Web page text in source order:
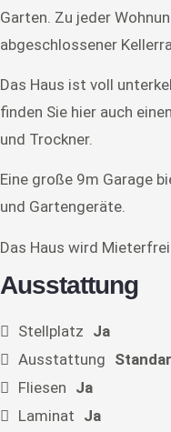
Garten. Zu jeder
abgeschlossener
Das Haus ist voll
finden Sie hier auch
und Trockner.
Eine große 9m Garage
und Gartengeräte.
Das Haus wird Mieterfrei
Ausstattung
Stellplatz Ja
Ausstattung
Fliesen Ja
Laminat Ja